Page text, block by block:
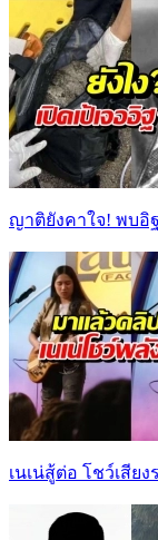
ญาติยังคาใจ! พบอิ
เนเน่สู้ต่อ โชว์เสียง